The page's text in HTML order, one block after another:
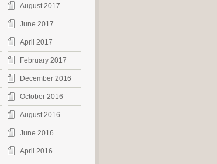
August 2017
June 2017
April 2017
February 2017
December 2016
October 2016
August 2016
June 2016
April 2016